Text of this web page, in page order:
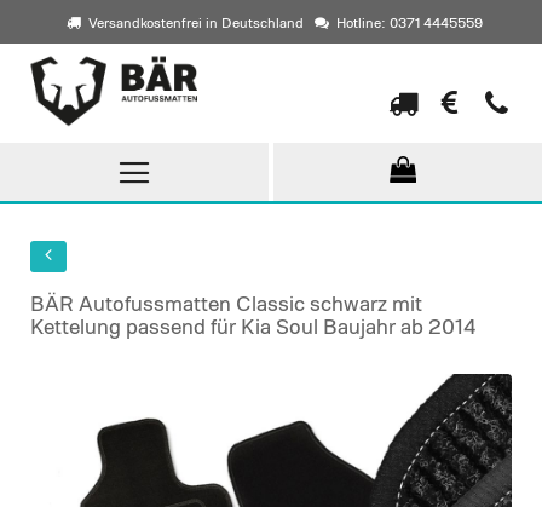
Versandkostenfrei in Deutschland Hotline: 0371 4445559
Direkt
zum
Inhalt
BÄR Autofussmatten Classic schwarz mit
Kettelung passend für Kia Soul Baujahr ab 2014